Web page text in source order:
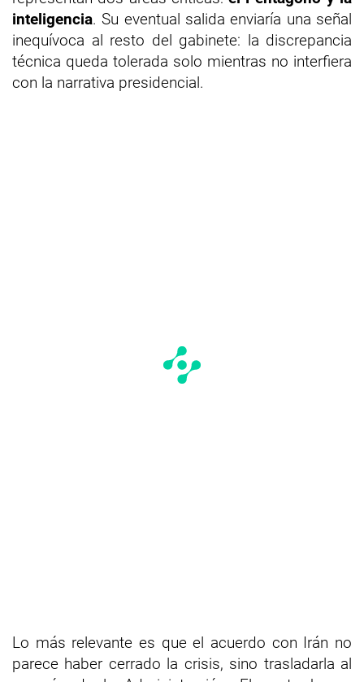
inteligencia. Su eventual salida enviaría una señal
inequívoca al resto del gabinete: la discrepancia
técnica queda tolerada solo mientras no interfiera
con la narrativa presidencial.
Lo más relevante es que el acuerdo con Irán no
parece haber cerrado la crisis, sino trasladarla al